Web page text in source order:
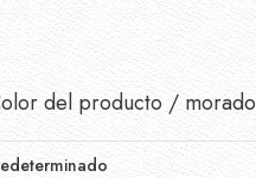
del producto / morado